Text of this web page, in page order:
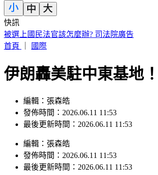
快訊
白海豚颱風路徑又變了！北部首當其衝 風雨
首頁
國際
伊朗轟美駐中東基地
編輯：張森皓
發佈時間：2026.06.11 11:53
最後更新時間：2026.06.11 11:53
編輯 ： 張森皓
發佈時間： 2026.06.11 11:53
最後更新時間： 2026.06.11 11:53